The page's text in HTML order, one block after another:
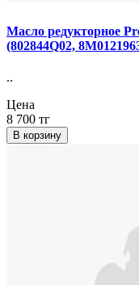
Масло редукторное
(802844Q02,
..
Цена
8 700 тг
В корзину